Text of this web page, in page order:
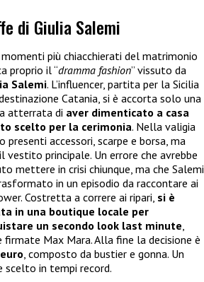
di Giulia Salemi
momenti più chiacchierati del matrimonio
proprio il “dramma fashion” vissuto da
Salemi. L’influencer, partita per la Sicilia
Catania, si è accorta solo una
atterrata di aver dimenticato a casa
scelto per la cerimonia. Nella valigia
presenti accessori, scarpe e borsa, ma
vestito principale. Un errore che avrebbe
mettere in crisi chiunque, ma che Salemi
in un episodio da raccontare ai
Costretta a correre ai ripari, si è
in una boutique locale per
un secondo look last minute,
Max Mara. Alla fine la decisione è
, composto da bustier e gonna. Un
in tempi record.